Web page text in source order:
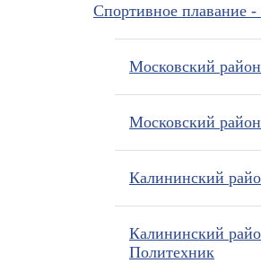
Спортивное плавание -
Московский
Московский
Калининский
Калининский
Политехник